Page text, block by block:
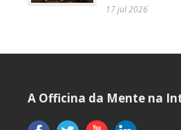
17 jul 2026
A Officina da Mente na